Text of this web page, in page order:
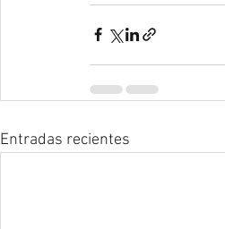
Entradas recientes